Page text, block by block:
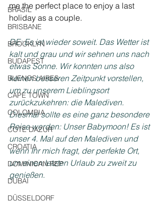
BRASIL
BRISBANE
BROOKLYN
BUDAPEST
BUENOS AIRES
CAPE TOWN
COLOMBIA
COTE DAZUR
CROATIA
DOMINICAN REP
DUBAI
DÜSSELDORF
me the perfect place to enjoy a last
holiday as a couple.
DE: Es ist wieder soweit. Das Wetter ist
kalt und grau und wir sehnen uns nach
etwas Sonne. Wir konnten uns also
keinen besseren Zeitpunkt vorstellen,
um zu unserem Lieblingsort
zurückzukehren: die Malediven.
Diesmal sollte es eine ganz besondere
Reise werden: Unser Babymoon! Es ist
unser 4. Mal auf den Malediven und
wenn Ihr mich fragt, der perfekte Ort,
um einen letzten Urlaub zu zweit zu
genießen.